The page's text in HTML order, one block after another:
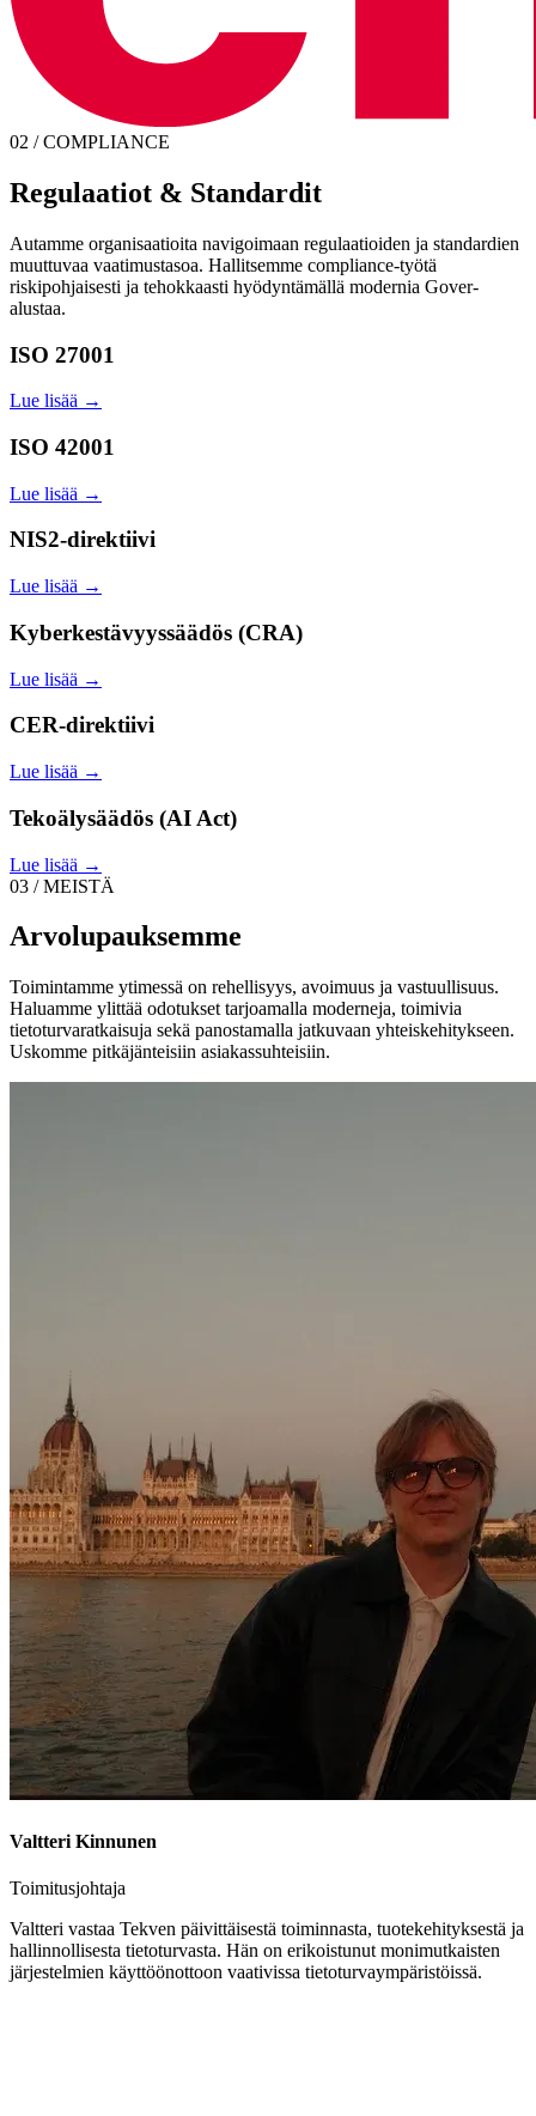
02 / COMPLIANCE
Regulaatiot & Standardit
Autamme organisaatioita navigoimaan regulaatioiden ja standardien
muuttuvaa vaatimustasoa. Hallitsemme compliance-työtä
riskipohjaisesti ja tehokkaasti hyödyntämällä modernia Gover-
alustaa.
ISO 27001
Lue lisää →
ISO 42001
Lue lisää →
NIS2-direktiivi
Lue lisää →
Kyberkestävyyssäädös (CRA)
Lue lisää →
CER-direktiivi
Lue lisää →
Tekoälysäädös (AI Act)
Lue lisää →
03 / MEISTÄ
Arvolupauksemme
Toimintamme ytimessä on rehellisyys, avoimuus ja vastuullisuus.
Haluamme ylittää odotukset tarjoamalla moderneja, toimivia
tietoturvaratkaisuja sekä panostamalla jatkuvaan yhteiskehitykseen.
Uskomme pitkäjänteisiin asiakassuhteisiin.
Valtteri Kinnunen
Toimitusjohtaja
Valtteri vastaa Tekven päivittäisestä toiminnasta, tuotekehityksestä ja
hallinnollisesta tietoturvasta. Hän on erikoistunut monimutkaisten
järjestelmien käyttöönottoon vaativissa tietoturvaympäristöissä.